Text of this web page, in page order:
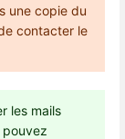
une copie du
contacter le
les mails